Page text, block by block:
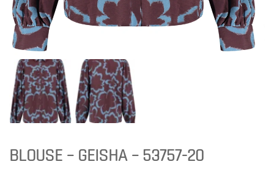
BLOUSE – GEISHA – 53757-20